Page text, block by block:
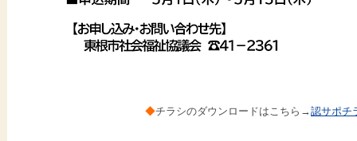
◆チラシのダウンロードはこちら→認サポチ